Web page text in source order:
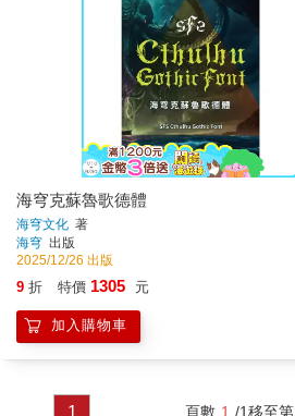
海穹克蘇魯歌德體
海穹文化 著
海穹 出版
2025/12/26 出版
9 折 特價 1305 元
加入購物車
1 頁數 1 /1移至第